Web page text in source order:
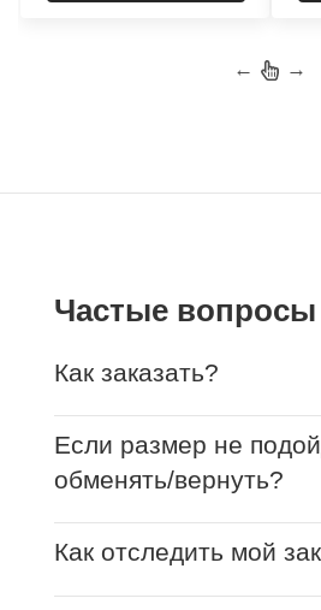
← →
Частые вопросы
Как заказать?
Если размер не
обменять/вернуть?
Как отследить мой